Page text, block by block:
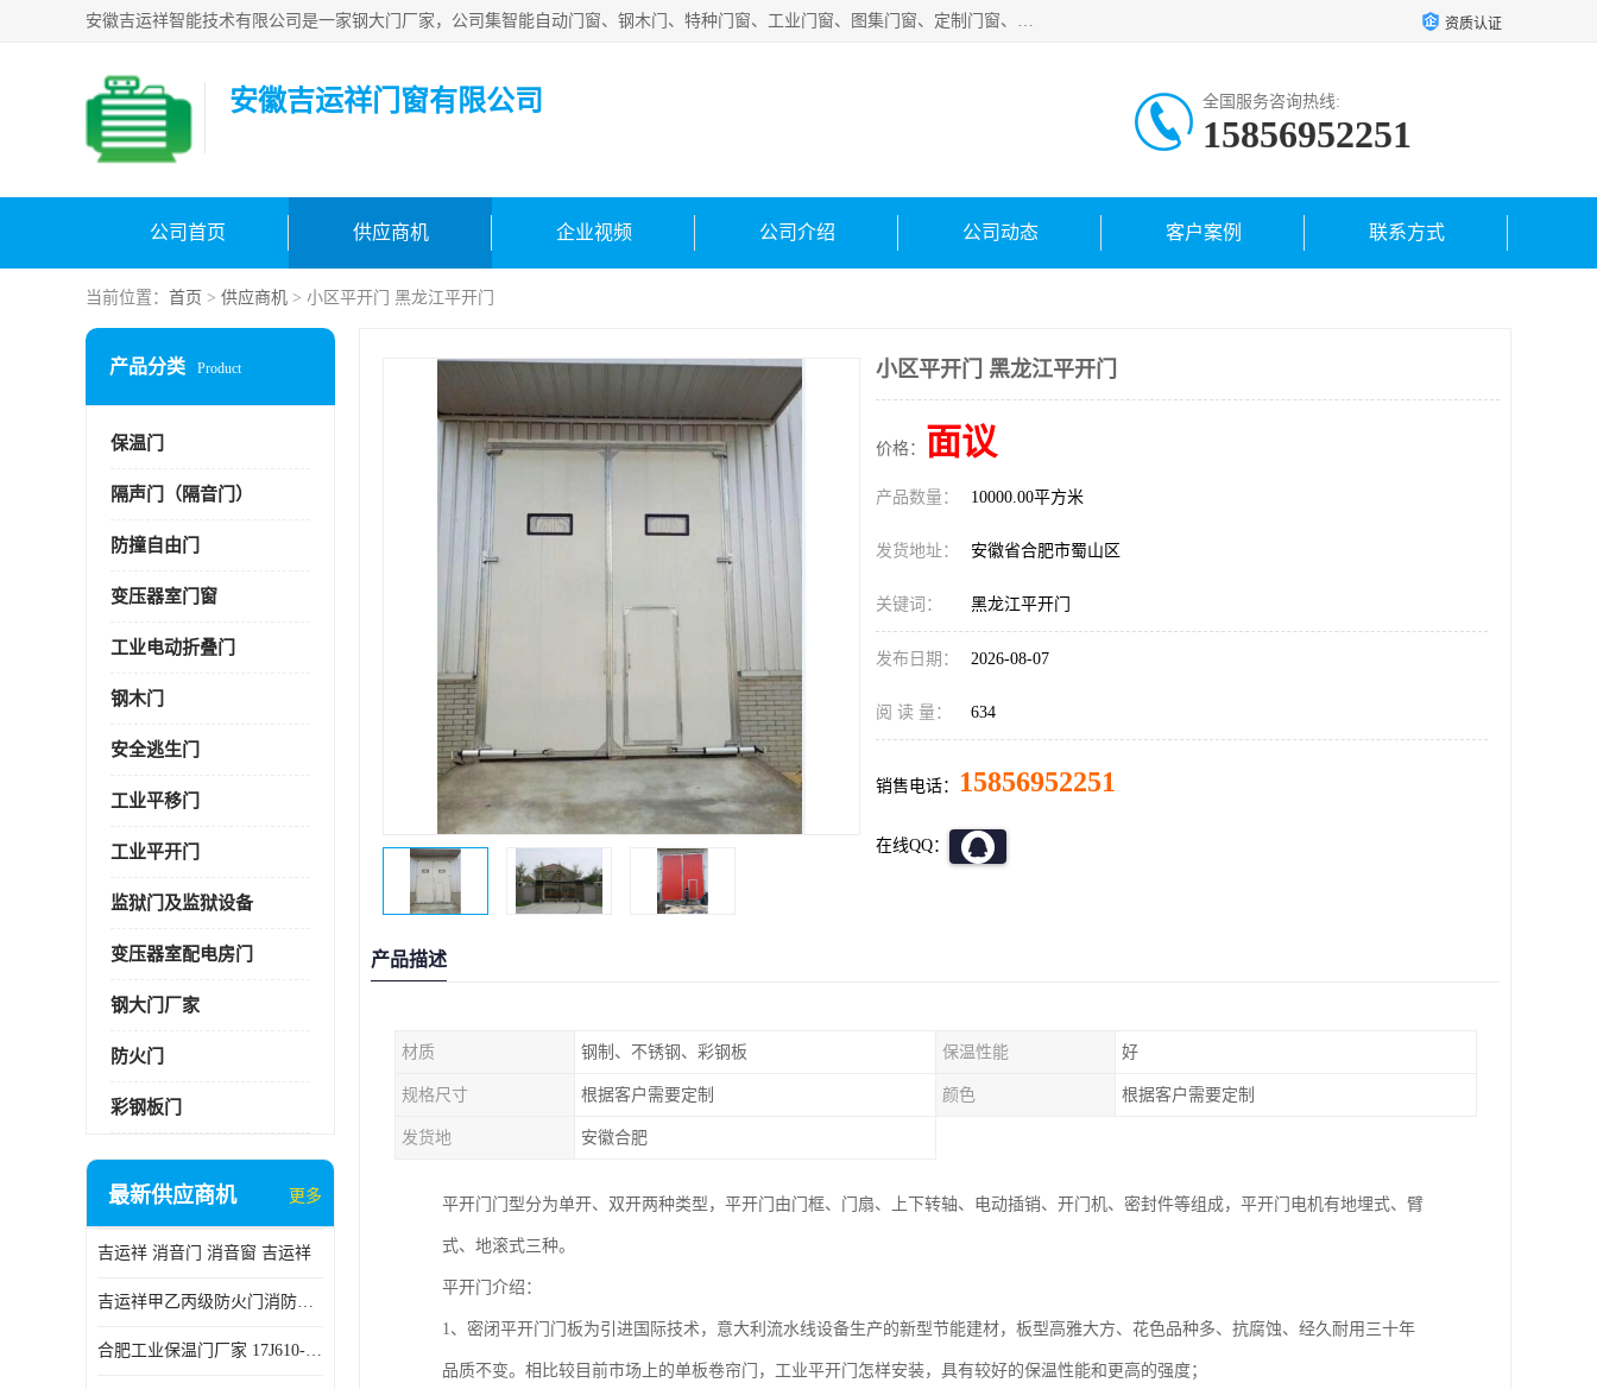
安徽吉运祥智能技术有限公司是一家钢大门厂家，公司集智能自动门窗、钢木门、特种门窗、工业门窗、图集门窗、定制门窗、非标门窗等通道产品的研发设计、制作、安装于一体的综合性、性高新技术企业。 资质认证
安徽吉运祥门窗有限公司 全国服务咨询热线:
15856952251
公司首页 供应商机 企业视频 公司介绍 公司动态 客户案例 联系方式
当前位置： 首页 > 供应商机 > 小区平开门 黑龙江平开门
产品分类 Product
保温门
隔声门（隔音门）
防撞自由门
变压器室门窗
工业电动折叠门
钢木门
安全逃生门
工业平移门
工业平开门
监狱门及监狱设备
变压器室配电房门
钢大门厂家
防火门
彩钢板门
最新供应商机 更多
吉运祥 消音门 消音窗 吉运祥
吉运祥甲乙丙级防火门消防门一门一证
合肥工业保温门厂家 17J610-1保温门
小区平开门 黑龙江平开门
价格： 面议
产品数量： 10000.00平方米
发货地址： 安徽省合肥市蜀山区
关键词： 黑龙江平开门
发布日期： 2026-08-07
阅 读 量： 634
销售电话： 15856952251
在线QQ：
产品描述
材质 钢制、不锈钢、彩钢板 保温性能 好
规格尺寸 根据客户需要定制 颜色 根据客户需要定制
发货地 安徽合肥
平开门门型分为单开、双开两种类型，平开门由门框、门扇、上下转轴、电动插销、开门机、密封件等组成，平开门电机有地埋式、臂
式、地滚式三种。
平开门介绍：
1、密闭平开门门板为引进国际技术，意大利流水线设备生产的新型节能建材，板型高雅大方、花色品种多、抗腐蚀、经久耐用三十年
品质不变。相比较目前市场上的单板卷帘门，工业平开门怎样安装，具有较好的保温性能和更高的强度；